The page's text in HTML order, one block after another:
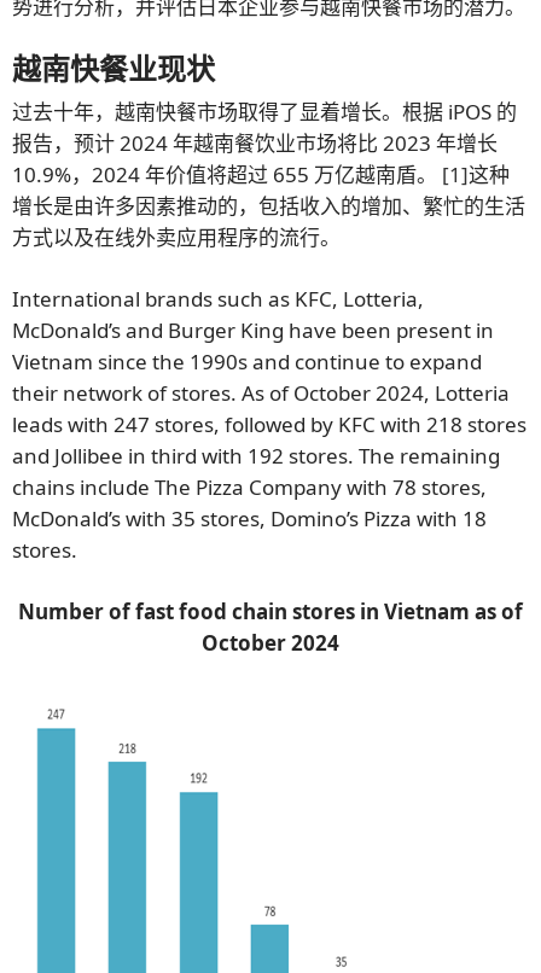
势进行分析，并评估日本企业参与越南快餐市场的潜力。
越南快餐业现状
过去十年，越南快餐市场取得了显着增长。根据 iPOS 的
报告，预计 2024 年越南餐饮业市场将比 2023 年增长
10.9%，2024 年价值将超过 655 万亿越南盾。 [1]这种
增长是由许多因素推动的，包括收入的增加、繁忙的生活
方式以及在线外卖应用程序的流行。
International brands such as KFC, Lotteria,
McDonald’s and Burger King have been present in
Vietnam since the 1990s and continue to expand
their network of stores. As of October 2024, Lotteria
leads with 247 stores, followed by KFC with 218 stores
and Jollibee in third with 192 stores. The remaining
chains include The Pizza Company with 78 stores,
McDonald’s with 35 stores, Domino’s Pizza with 18
stores.
Number of fast food chain stores in Vietnam as of
October 2024
订阅新闻通讯